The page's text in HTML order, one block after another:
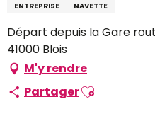
ENTREPRISE
NAVETTE
Départ depuis la Gare
41000 Blois
M'y rendre
PartagerAjouter aux